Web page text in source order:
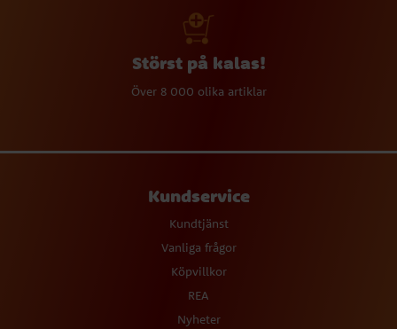
Störst på kalas!
Över 8 000 olika artiklar
Kundservice
Kundtjänst
Vanliga frågor
Köpvillkor
REA
Nyheter